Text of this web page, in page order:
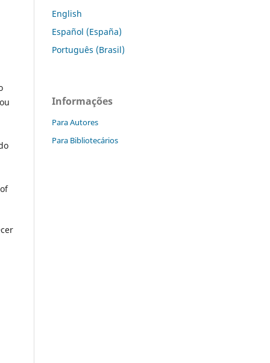
English
Español (España)
Português (Brasil)
Informações
Para Autores
Para Bibliotecários